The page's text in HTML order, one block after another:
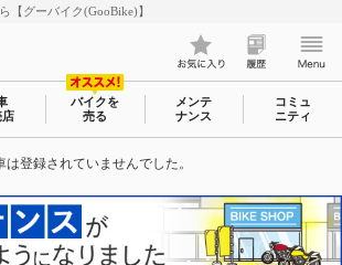
【グーバイク(GooBike)】
店
バイクを
売る
メンテ
ナンス
コミュ
ニティ
登録されていませんでした。